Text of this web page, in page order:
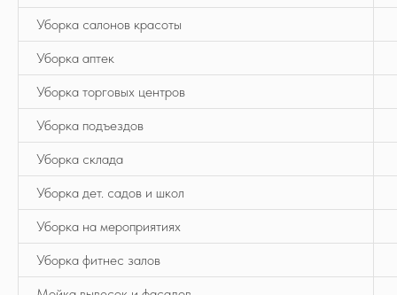
Уборка салонов красоты
Уборка аптек
Уборка торговых центров
Уборка подъездов
Уборка склада
Уборка дет. садов и школ
Уборка на мероприятиях
Уборка фитнес залов